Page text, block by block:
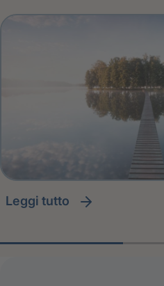
leggi tutto